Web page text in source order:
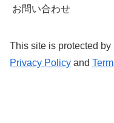
お問い合わせ
This site is protected
Privacy Policy and